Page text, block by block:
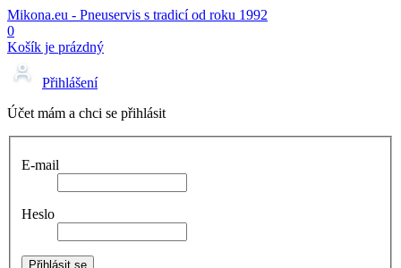
Mikona.eu - Pneuservis s tradicí od roku 1992
0
Košík je prázdný
Přihlášení
Účet mám a chci se přihlásit
E-mail
Heslo